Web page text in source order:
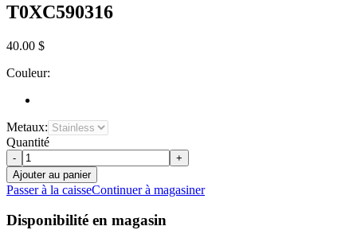
T0XC590316
40.00 $
Couleur:
Metaux:
Quantité
-
+
Ajouter au panier
Passer à la caisseContinuer à magasiner
Disponibilité en magasin